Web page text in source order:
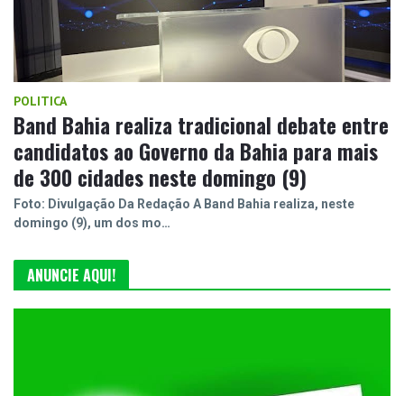
POLITICA
Band Bahia realiza tradicional debate entre
candidatos ao Governo da Bahia para mais
de 300 cidades neste domingo (9)
Foto: Divulgação Da Redação A Band Bahia realiza, neste
domingo (9), um dos mo…
ANUNCIE AQUI!